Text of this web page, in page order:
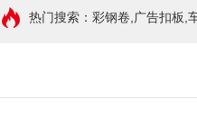
热门搜索：彩钢卷,广告扣板,